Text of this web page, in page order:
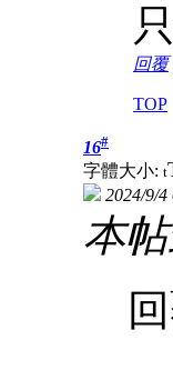
回覆
TOP
16#
字體大小: t
2024/9/4
本